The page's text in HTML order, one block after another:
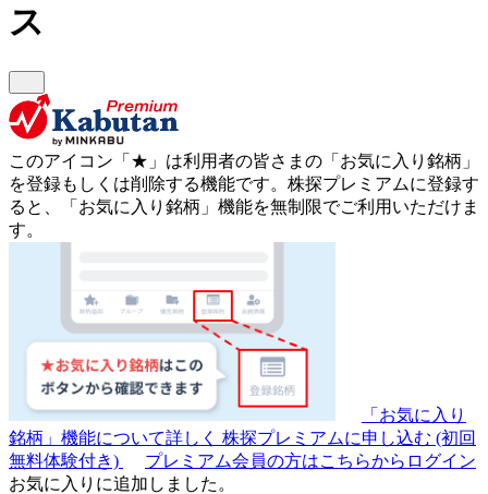
ス
このアイコン 「★」 は利用者の皆さまの 「お気に入り銘柄」
を登録もしくは削除する機能です。 株探プレミアムに登録す
ると、「お気に入り銘柄」機能を無制限でご利用いただけま
す。
「お気に入り
銘柄」機能について詳しく 株探プレミアムに申し込む (初回
無料体験付き)
プレミアム会員の方はこちらからログイン
お気に入りに追加しました。